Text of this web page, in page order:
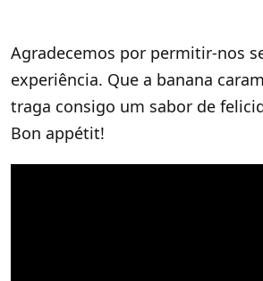
Agradecemos por permitir-nos
experiência. Que a banana
traga consigo um sabor de
Bon appétit!